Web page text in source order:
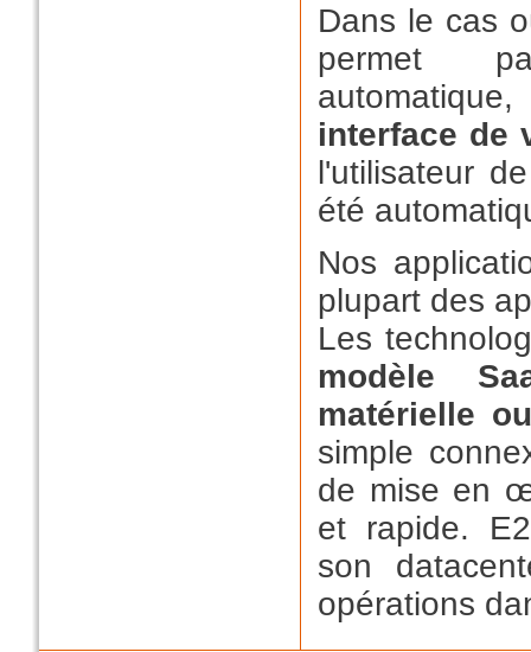
Dans le cas
permet
interface de
l'utilisateur
été
Nos
plupart des
Les
modèle
matérielle
simple
de mise en
et rapide.
son
opérations